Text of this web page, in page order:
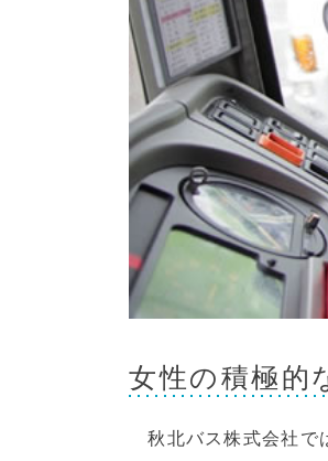
女性の積極的
秋北バス株式会社で